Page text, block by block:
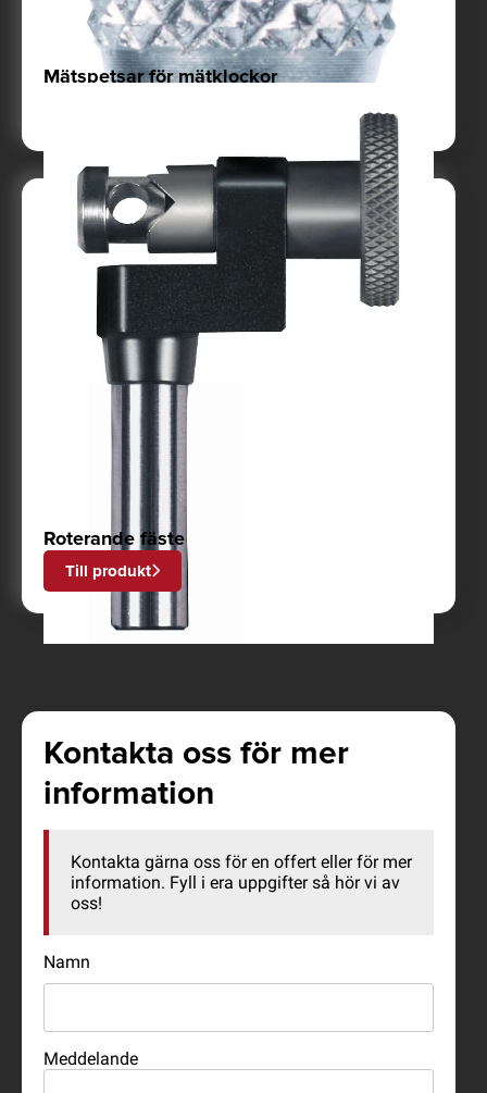
Mätspetsar för mätklockor
Roterande fäste
Till produkt
Kontakta oss för mer
information
Kontakta gärna oss för en offert eller för mer
information. Fyll i era uppgifter så hör vi av
oss!
Namn
Meddelande